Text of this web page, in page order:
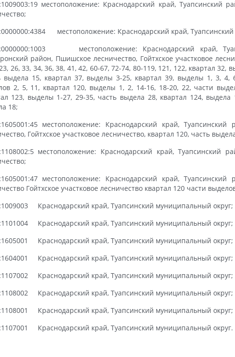
местоположение: Краснодарский край, Туапсинский
местоположение: Краснодарский край,
местоположение: Краснодарский край,
район, Пшишское лесничество, Гойтхское участковое
26, 33, 34, 36, 38, 41, 42, 60-67, 72-74, 80-119, 121, 122, квартал 32,
выдела 15, квартал 37, выделы 3-25, квартал 39, выделы 1, 3, 4,
2, 5, 11, квартал 120, выделы 1, 2, 14-16, 18-20, 22, части
123, выделы 1-27, 29-35, часть выдела 28, квартал 124, выдела
18;
местоположение: Краснодарский край,
Гойтхское участковое лесничество, квартал 120, часть
местоположение: Краснодарский край, Туапсинский
местоположение: Краснодарский край,
Гойтхское участковое лесничество квартал 120 части
Краснодарский край, Туапсинский муниципальный округ;
Краснодарский край, Туапсинский муниципальный округ;
Краснодарский край, Туапсинский муниципальный округ;
Краснодарский край, Туапсинский муниципальный округ;
Краснодарский край, Туапсинский муниципальный округ;
Краснодарский край, Туапсинский муниципальный округ;
Краснодарский край, Туапсинский муниципальный округ;
Краснодарский край, Туапсинский муниципальный округ.